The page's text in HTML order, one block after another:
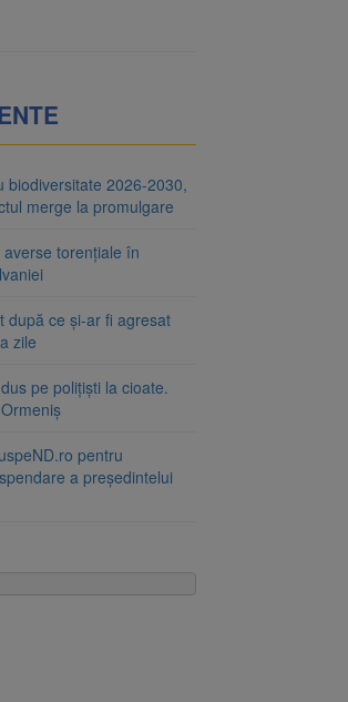
biodiversitate 2026-2030,
merge la promulgare
torențiale în
după ce și-ar fi agresat
zile
pe polițiști la cioate.
pentru
a președintelui